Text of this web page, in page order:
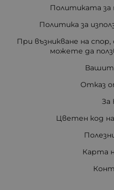
Политиката
Политика за
При възникване на спор,
можете да
Отказ
За
Цветен код
Карта